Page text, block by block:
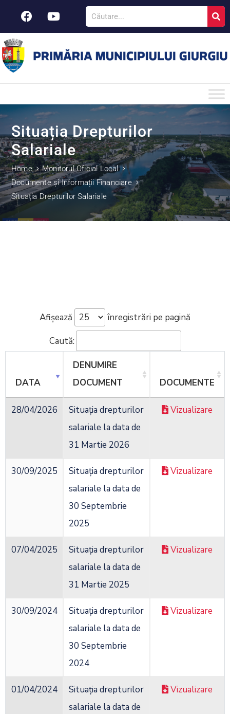
Situația Drepturilor
Salariale
Home
Monitorul Oficial Local
Documente și Informații Financiare
Situația Drepturilor Salariale
Afișează
înregistrări pe pagină
Caută:
DATA
DENUMIRE
DOCUMENT
DOCUMENTE
28/04/2026
Situația drepturilor
salariale la data de
31 Martie 2026
Vizualizare
30/09/2025
Situația drepturilor
salariale la data de
30 Septembrie
2025
Vizualizare
07/04/2025
Situația drepturilor
salariale la data de
31 Martie 2025
Vizualizare
30/09/2024
Situația drepturilor
salariale la data de
30 Septembrie
2024
Vizualizare
01/04/2024
Situația drepturilor
salariale la data de
Vizualizare